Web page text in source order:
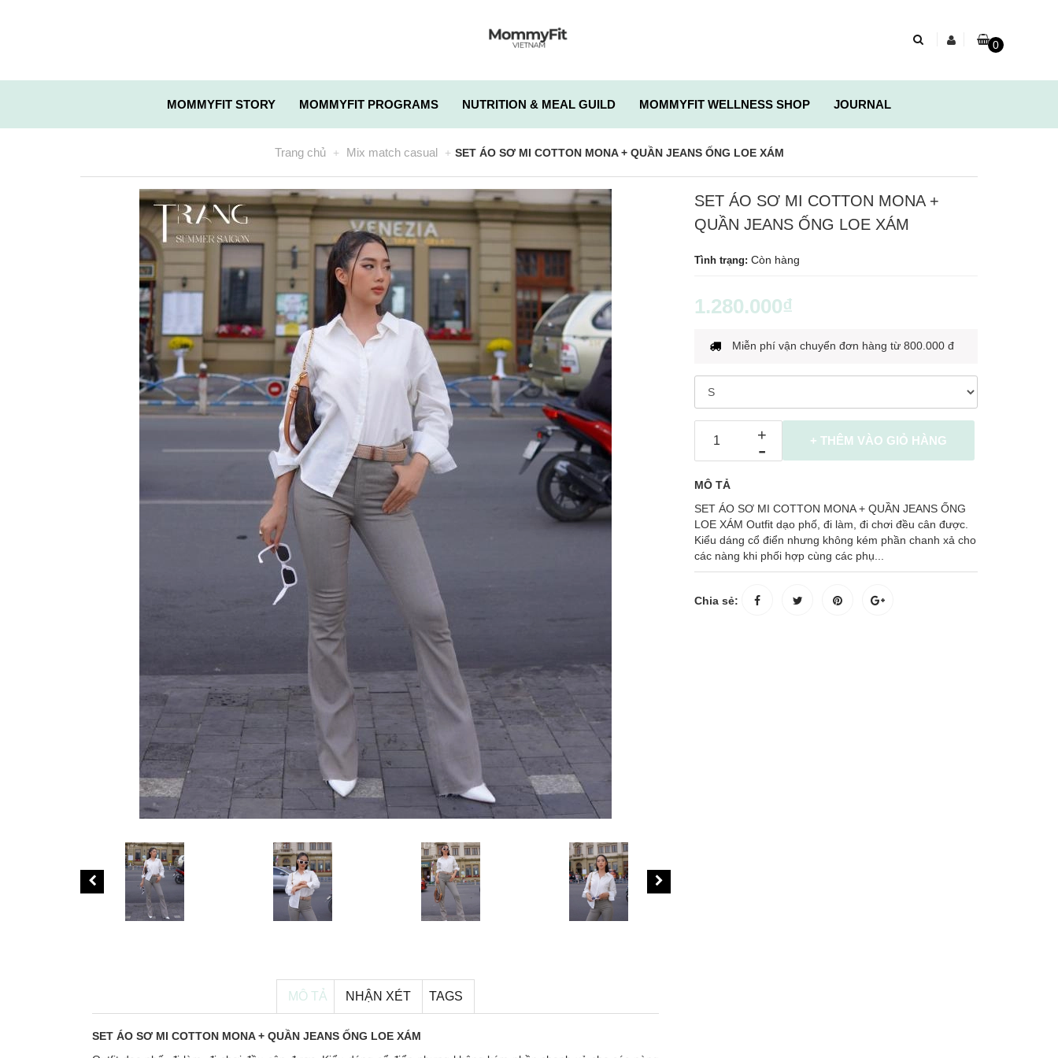
0
MOMMYFIT STORY MOMMYFIT PROGRAMS NUTRITION & MEAL GUILD MOMMYFIT WELLNESS SHOP JOURNAL
Trang chủ Mix match casual SET ÁO SƠ MI COTTON MONA + QUẦN JEANS ỐNG LOE XÁM
MÔ TẢ NHẬN XÉT TAGS
SET ÁO SƠ MI COTTON MONA + QUẦN JEANS ỐNG LOE XÁM
SET ÁO SƠ MI COTTON MONA +
QUẦN JEANS ỐNG LOE XÁM
Tình trạng: Còn hàng
1.280.000₫
Miễn phí vận chuyển đơn hàng từ 800.000 đ
-
+ + THÊM VÀO GIỎ HÀNG
MÔ TẢ
SET ÁO SƠ MI COTTON MONA + QUẦN JEANS ỐNG
LOE XÁM Outfit dạo phố, đi làm, đi chơi đều cân được.
Kiểu dáng cổ điển nhưng không kém phần chanh xả cho
các nàng khi phối hợp cùng các phụ...
Chia sẻ: